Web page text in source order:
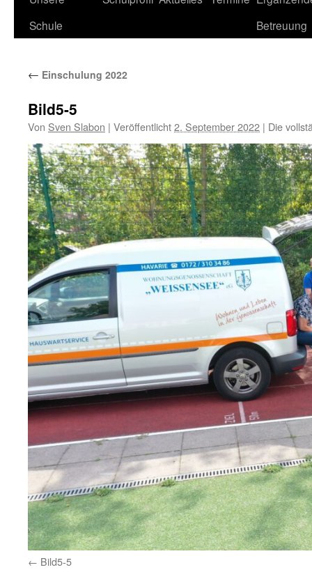
Schule
Betreuung
← Einschulung 2022
Bild5-5
Von Sven Slabon | Veröffentlicht2. September 2022 | Die
Bild5-5